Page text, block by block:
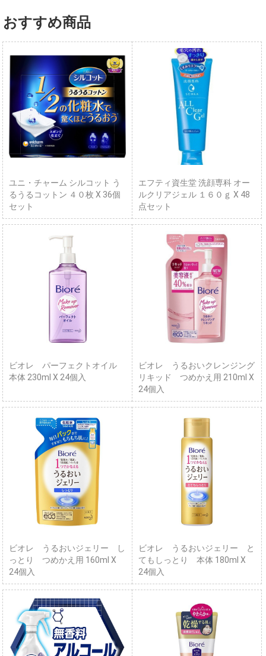
おすすめ商品
ユニ・チャーム シルコット う
るうるコットン ４０枚 X 36個
セット
エフティ資生堂 洗顔専科 オー
ルクリアジェル １６０ｇ X 48
点セット
ビオレ パーフェクトオイル
本体 230ml X 24個入
ビオレ うるおいクレンジング
リキッド つめかえ用 210ml X
24個入
ビオレ うるおいジェリー し
っとり つめかえ用 160ml X
24個入
ビオレ うるおいジェリー と
てもしっとり 本体 180ml X
24個入